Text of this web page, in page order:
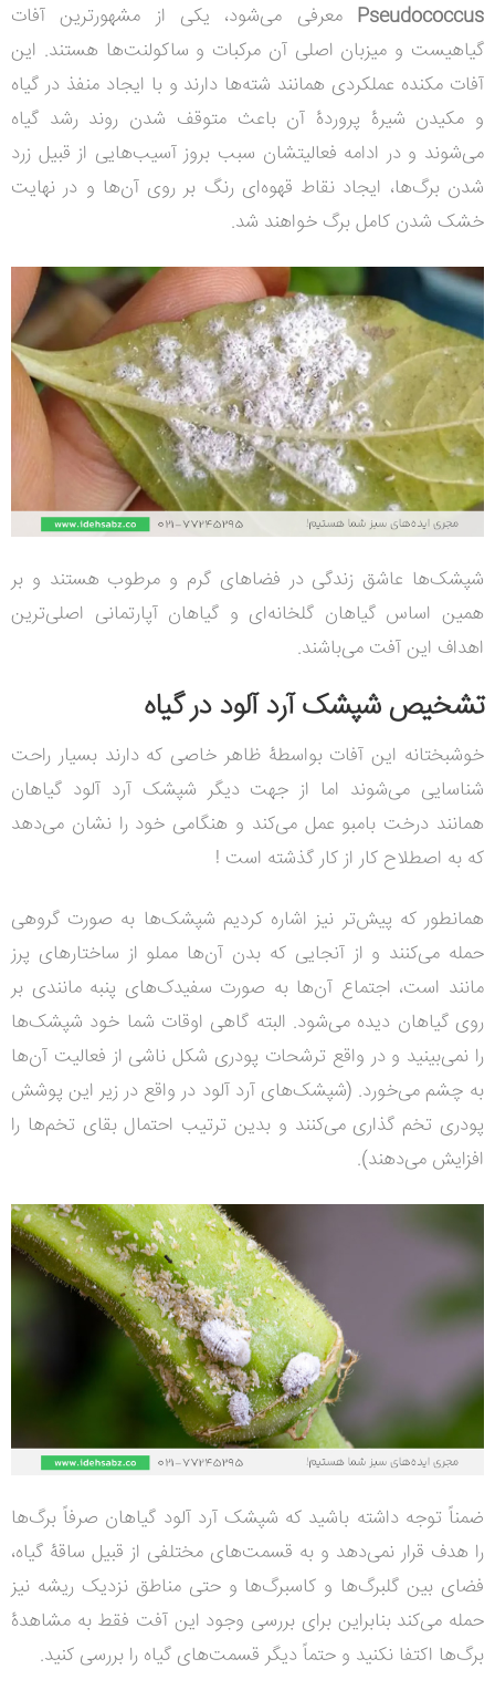
Pseudococcus معرفی می‌شود، یکی از مشهورترین آفات
گیاهیست و میزبان اصلی آن مرکبات و ساکولنت‌ها هستند. این
آفات مکنده عملکردی همانند شته‌ها دارند و با ایجاد منفذ در گیاه
و مکیدن شیرۀ پروردۀ آن باعث متوقف شدن روند رشد گیاه
می‌شوند و در ادامه فعالیتشان سبب بروز آسیب‌‌هایی از قبیل زرد
شدن برگ‌ها، ایجاد نقاط قهوه‌ای رنگ بر روی آن‌ها و در نهایت
خشک شدن کامل برگ خواهند شد.
شپشک‌ها عاشق زندگی در فضاهای گرم و مرطوب هستند و بر
همین اساس گیاهان گلخانه‌ای و گیاهان آپارتمانی اصلی‌ترین
اهداف این آفت می‌باشند.
تشخیص شپشک آرد آلود در گیاه
خوشبختانه این آفات بواسطۀ ظاهر خاصی که دارند بسیار راحت
شناسایی می‌شوند اما از جهت دیگر شپشک آرد آلود گیاهان
همانند درخت بامبو عمل می‌کند و هنگامی خود را نشان می‌دهد
که به اصطلاح کار از کار گذشته است !
همانطور که پیش‌تر نیز اشاره کردیم شپشک‌ها به صورت گروهی
حمله می‌کنند و از آنجایی که بدن آن‌ها مملو از ساختارهای پرز
مانند است، اجتماع آن‌ها به صورت سفیدک‌های پنبه مانندی بر
روی گیاهان دیده می‌شود. البته گاهی اوقات شما خود شپشک‌ها
را نمی‌بینید و در واقع ترشحات پودری شکل ناشی از فعالیت آن‌ها
به چشم می‌خورد. (شپشک‌های آرد آلود در واقع در زیر این پوشش
پودری تخم گذاری می‌کنند و بدین ترتیب احتمال بقای تخم‌ها را
افزایش می‌دهند).
ضمناً توجه داشته باشید که شپشک آرد آلود گیاهان صرفاً برگ‌ها
را هدف قرار نمی‌دهد و به قسمت‌های مختلفی از قبیل ساقۀ گیاه،
فضای بین گلبرگ‌ها و کاسبرگ‌ها و حتی مناطق نزدیک ریشه نیز
حمله می‌کند بنابراین برای بررسی وجود این آفت فقط به مشاهدۀ
برگ‌ها اکتفا نکنید و حتماً دیگر قسمت‌های گیاه را بررسی کنید.